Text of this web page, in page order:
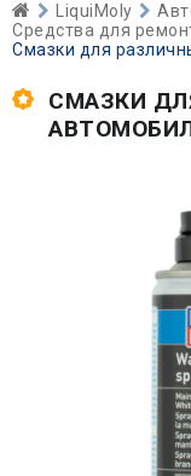
LiquiMoly
Средства для
Смазки для
СМАЗКИ